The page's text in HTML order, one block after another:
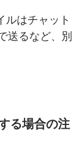
ルはチャット
送るなど、別
る場合の注